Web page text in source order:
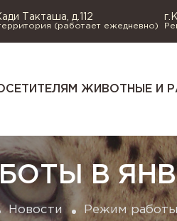
Такташа, д.112
(работает ежедневно)
ЖИВОТНЫЕ И
В
Новости Режим